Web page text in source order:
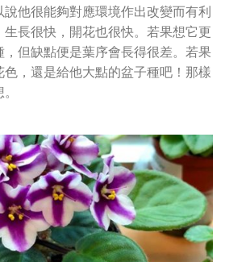
他很能夠對應環境作出改變而有利
長很快，開花也很快。若果想它更
但缺點便是葉序會長得很差。若果
，還是給他大點的盆子種吧！那樣